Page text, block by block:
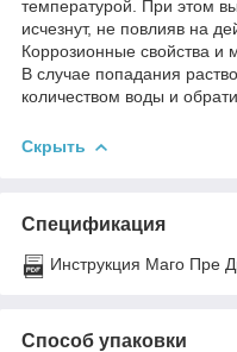
температурой. При этом
исчезнут, не повлияв на
Коррозионные свойства и
В случае попадания
количеством воды и
Скрыть
Спецификация
Инструкция Маго Пре
Способ упаковки